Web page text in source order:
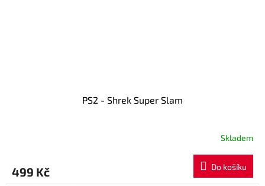
PS2 - Shrek Super Slam
Skladem
499 Kč Do košíku